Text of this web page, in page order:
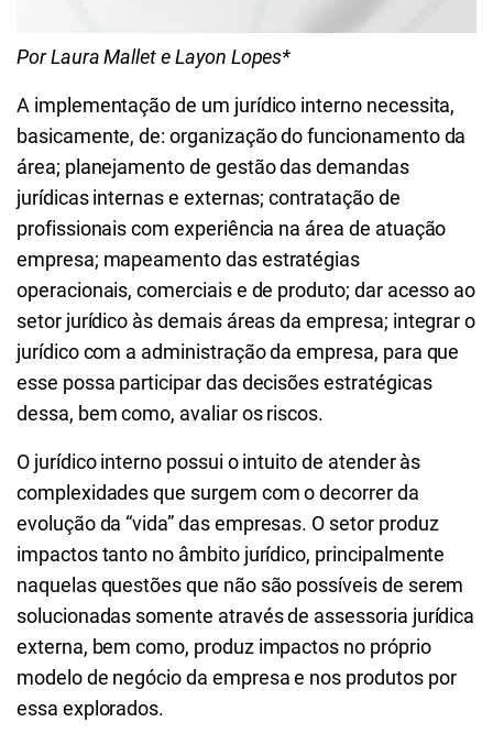
Por Laura Mallet e Layon Lopes*
A implementação de um jurídico interno necessita,
basicamente, de: organização do funcionamento da
área; planejamento de gestão das demandas
jurídicas internas e externas; contratação de
profissionais com experiência na área de atuação
empresa; mapeamento das estratégias
operacionais, comerciais e de produto; dar acesso ao
setor jurídico às demais áreas da empresa; integrar o
jurídico com a administração da empresa, para que
esse possa participar das decisões estratégicas
dessa, bem como, avaliar os riscos.
O jurídico interno possui o intuito de atender às
complexidades que surgem com o decorrer da
evolução da “vida” das empresas. O setor produz
impactos tanto no âmbito jurídico, principalmente
naquelas questões que não são possíveis de serem
solucionadas somente através de assessoria jurídica
externa, bem como, produz impactos no próprio
modelo de negócio da empresa e nos produtos por
essa explorados.